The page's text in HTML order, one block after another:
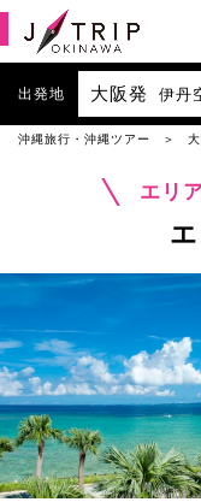
出発地 大阪発 伊丹
沖縄旅行・沖縄ツアー
エリ